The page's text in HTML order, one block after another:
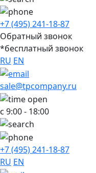
+7 (495) 241-18-87
Обратный звонок
*бесплатный звонок
RU EN
sale@tpcompany.ru
с 9:00 - 18:00
+7 (495) 241-18-87
RU EN